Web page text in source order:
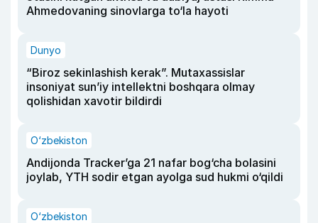
Ahmedovaning sinovlarga to‘la hayoti
Dunyo
“Biroz sekinlashish kerak”. Mutaxassislar
insoniyat sun’iy intellektni boshqara olmay
qolishidan xavotir bildirdi
O‘zbekiston
Andijonda Tracker’ga 21 nafar bog‘cha bolasini
joylab, YTH sodir etgan ayolga sud hukmi o‘qildi
O‘zbekiston